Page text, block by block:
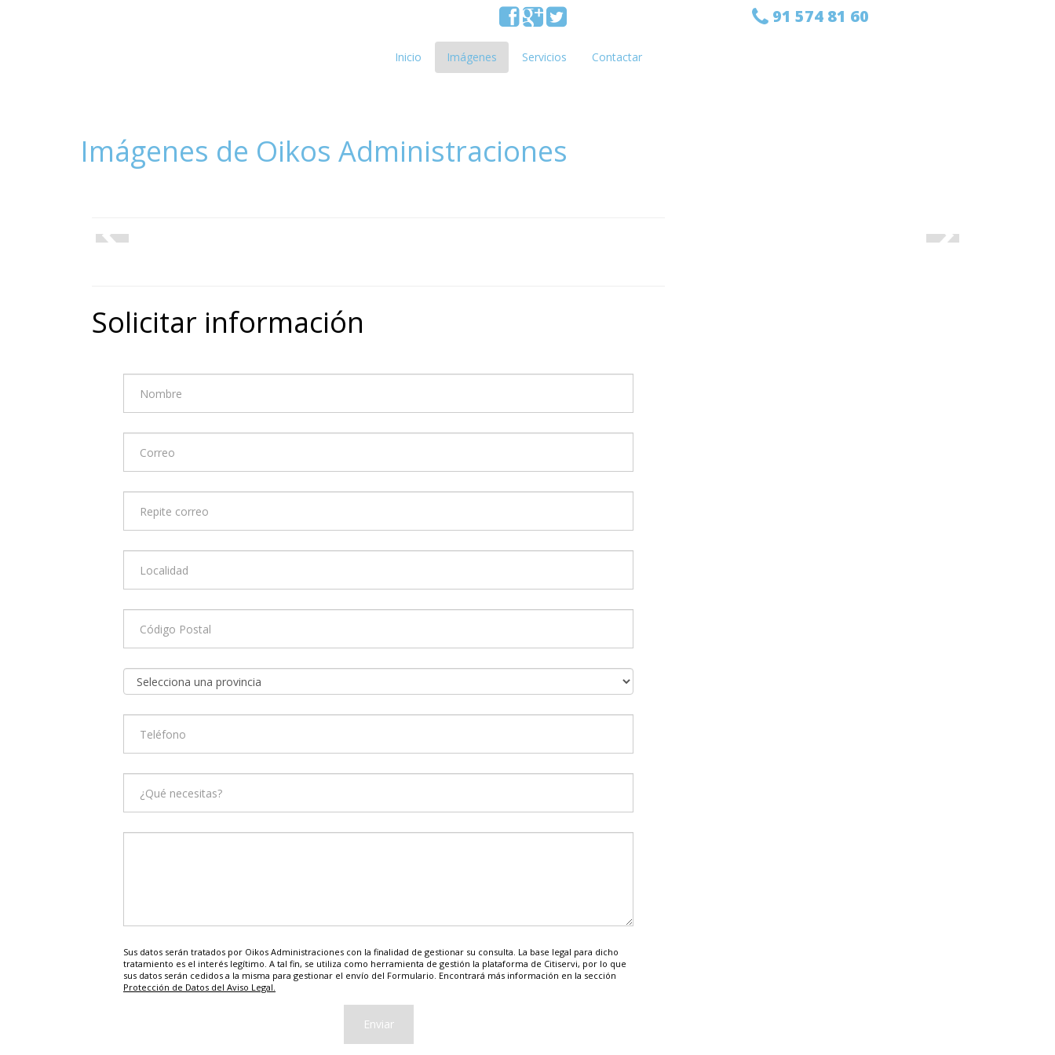
91 574 81 60
Inicio Imágenes Servicios Contactar
Imágenes de Oikos Administraciones
Solicitar información
Sus datos serán tratados por Oikos Administraciones con la finalidad de gestionar su consulta. La base legal para dicho
tratamiento es el interés legítimo. A tal fin, se utiliza como herramienta de gestión la plataforma de Citiservi, por lo que
sus datos serán cedidos a la misma para gestionar el envío del Formulario. Encontrará más información en la sección
Protección de Datos del Aviso Legal.